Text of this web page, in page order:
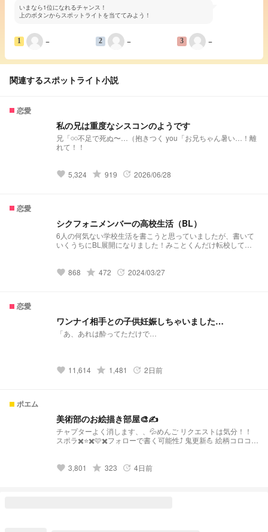
いまなら1位になれるチャンス！
上のボタンからスポットライトを当ててみよう！
1 − 2 − 3 −
関連するスポットライト小説
恋愛
私の兄は重度なシスコンのようです
兄「𓏸𓏸不足で死ぬ〜…（抱きつく you「お兄ちゃん暑い…！離
れて！！
favorite 5,324 grade 919 update 2026/06/28
恋愛
シクフォニメンバーの高校生活（BL）
6人の何気ない学校生活を書こうと思っていましたが、書いて
いくうちにBL展開になりました！みことくんだけ転校してき
favorite 868 grade 472 update 2024/03/27
恋愛
ワンナイ相手との子供妊娠しちゃいました…
「あ、あれは酔ってただけで…
favorite 11,614 grade 1,481 update 2日前
ポエム
美術部のお絵描き部屋🎨✍️
チャプターよく消します、、💦めんご リクエストは気分！！
スポラ✖️⭐️✖️🩷✖️フォローで書く可能性⤴️ 鬼更新💪 絵柄コロコロ
favorite 3,801 grade 323 update 4日前